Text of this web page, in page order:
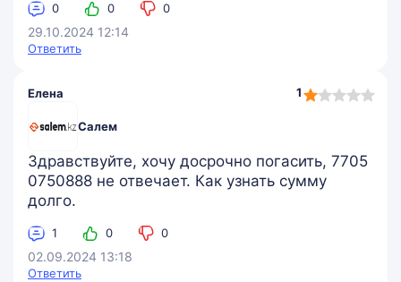
0 0 0
29.10.2024 12:14
Ответить
Елена
Салем
1
1,0
Здравствуйте, хочу досрочно погасить, 7705
0750888 не отвечает. Как узнать сумму
долго.
1 0 0
02.09.2024 13:18
Ответить